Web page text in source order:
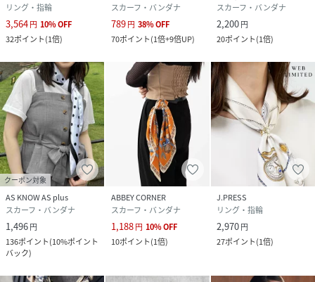
リング・指輪
3,564円 10%OFF
32ポイント(1倍)
スカーフ・バンダナ
789円 38%OFF
70ポイント(1倍+9倍UP)
スカーフ・バンダナ
2,200円
20ポイント(1倍)
クーポン対象
AS KNOW AS plus
スカーフ・バンダナ
1,496円
136ポイント(10%ポイント
バック)
ABBEY CORNER
スカーフ・バンダナ
1,188円 10%OFF
10ポイント(1倍)
J.PRESS
リング・指輪
2,970円
27ポイント(1倍)